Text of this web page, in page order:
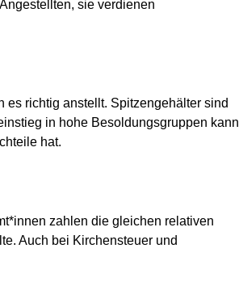
sie verdienen
es richtig anstellt. Spitzengehälter sind
in hohe Besoldungsgruppen kann
hat.
zahlen die gleichen relativen
Auch bei Kirchensteuer und